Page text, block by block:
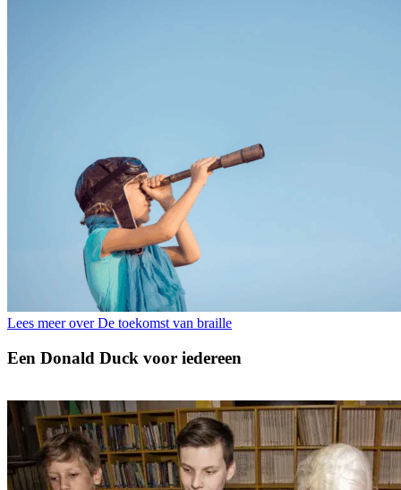
Lees meer over De toekomst van braille
Een Donald Duck voor iedereen